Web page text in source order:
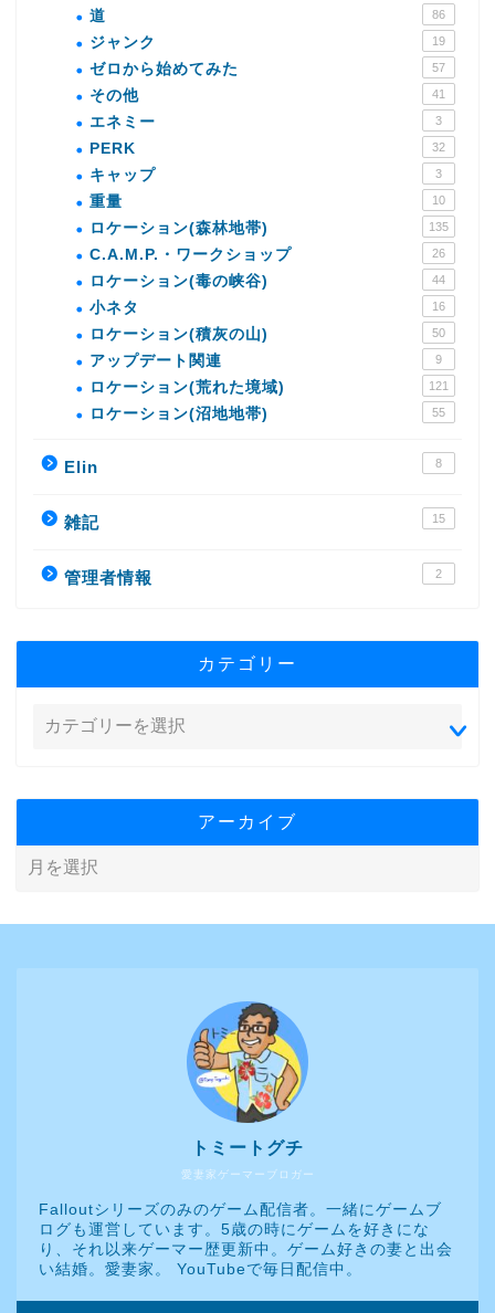
道 86
ジャンク 19
ゼロから始めてみた 57
その他 41
エネミー 3
PERK 32
キャップ 3
重量 10
ロケーション(森林地帯) 135
C.A.M.P.・ワークショップ 26
ロケーション(毒の峡谷) 44
小ネタ 16
ロケーション(積灰の山) 50
アップデート関連 9
ロケーション(荒れた境域) 121
ロケーション(沼地地帯) 55
Elin 8
雑記 15
管理者情報 2
カテゴリー
アーカイブ
愛妻家ゲーマーブロガー
トミートグチ
Falloutシリーズのみのゲーム配信者。一緒にゲームブ
ログも運営しています。5歳の時にゲームを好きにな
り、それ以来ゲーマー歴更新中。ゲーム好きの妻と出会
い結婚。愛妻家。 YouTubeで毎日配信中。